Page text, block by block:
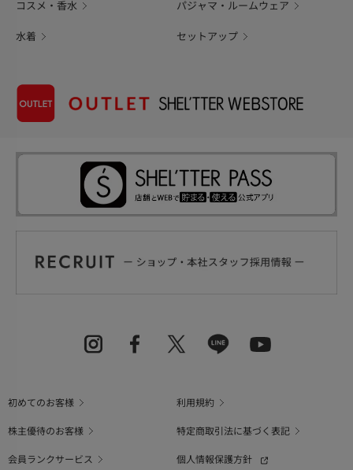
コスメ・香水 パジャマ・ルームウェア
水着 セットアップ
初めてのお客様
利用規約
株主優待のお客様
特定商取引法に基づく表記
会員ランクサービス
個人情報保護方針